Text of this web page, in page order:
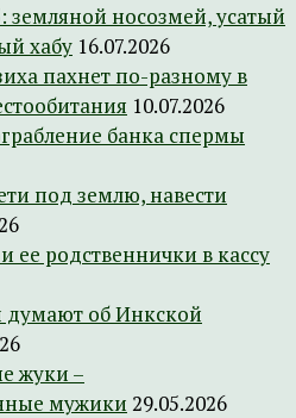
носозмей, усатый
хабу 16.07.2026
пахнет по-разному в
10.07.2026
банка спермы
под землю, навести
ее родственнички в кассу
думают об Инкской
жуки –
мужики 29.05.2026